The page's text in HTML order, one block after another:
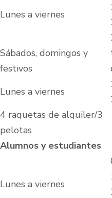
Lunes a viernes
Sábados, domingos y
festivos
Lunes a viernes
4 raquetas de alquiler/3
pelotas
Alumnos y estudiantes
Lunes a viernes